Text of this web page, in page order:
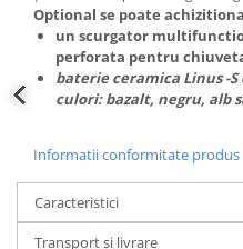
Optional se poate
un scurgator
perforata pentru
baterie ceramica Linus -
culori: bazalt, negru, alb
Informatii conformitate produs
Caracteristici
Transport si livrare